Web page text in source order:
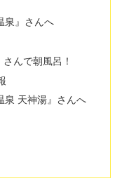
泉』さんへ
んで朝風呂！
泉 天神湯』さんへ